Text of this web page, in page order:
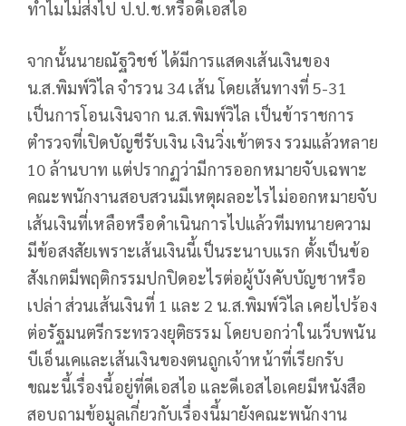
ทำไมไม่ส่งไป ป.ป.ช.หรือดีเอสไอ
จากนั้นนายณัฐวิชช์ ได้มีการแสดงเส้นเงินของ
น.ส.พิมพ์วิไล จำรวน 34 เส้น โดยเส้นทางที่ 5-31
เป็นการโอนเงินจาก น.ส.พิมพ์วิไล เป็นข้าราชการ
ตำรวจที่เปิดบัญชีรับเงิน เงินวิ่งเข้าตรง รวมแล้วหลาย
10 ล้านบาท แต่ปรากฏว่ามีการออกหมายจับเฉพาะ
คณะพนักงานสอบสวนมีเหตุผลอะไรไม่ออกหมายจับ
เส้นเงินที่เหลือหรือดำเนินการไปแล้วทีมทนายความ
มีข้อสงสัยเพราะเส้นเงินนี้เป็นระนาบแรก ตั้งเป็นข้อ
สังเกตมีพฤติกรรมปกปิดอะไรต่อผู้บังคับบัญชาหรือ
เปล่า ส่วนเส้นเงินที่ 1 และ 2 น.ส.พิมพ์วิไล เคยไปร้อง
ต่อรัฐมนตรีกระทรวงยุติธรรม โดยบอกว่าในเว็บพนัน
บีเอ็นเคและเส้นเงินของตนถูกเจ้าหน้าที่เรียกรับ
ขณะนี้เรื่องนี้อยู่ที่ดีเอสไอ และดีเอสไอเคยมีหนังสือ
สอบถามข้อมูลเกี่ยวกับเรื่องนี้มายังคณะพนักงาน